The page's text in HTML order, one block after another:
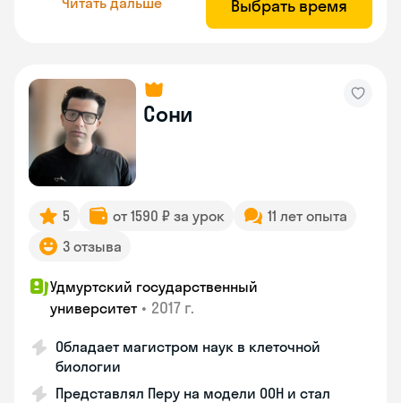
Выбрать время
Сони
5 от 1590 ₽ за урок
11 лет опыта
3 отзыва
Удмуртский государственный
университет • 2017 г.
Обладает магистром наук в клеточной
биологии
Представлял Перу на модели ООН и стал